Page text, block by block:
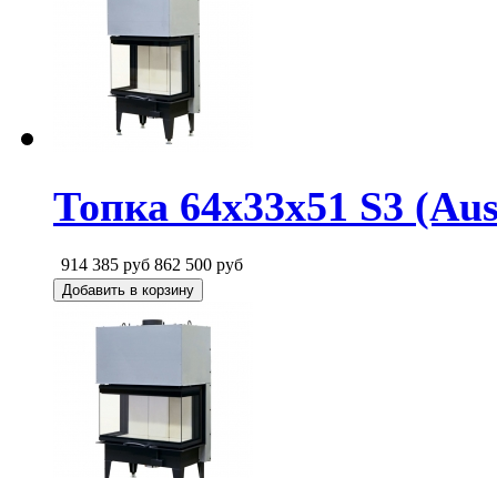
Топка 64х33х51 S3
914 385 руб 862 500 руб
Добавить в корзину